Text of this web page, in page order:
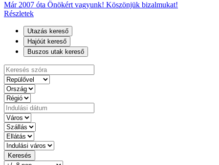
Már 2007 óta Önökért vagyunk! Köszönjük bizalmukat!
Részletek
Utazás kereső
Hajóút kereső
Buszos utak kereső
Keresés